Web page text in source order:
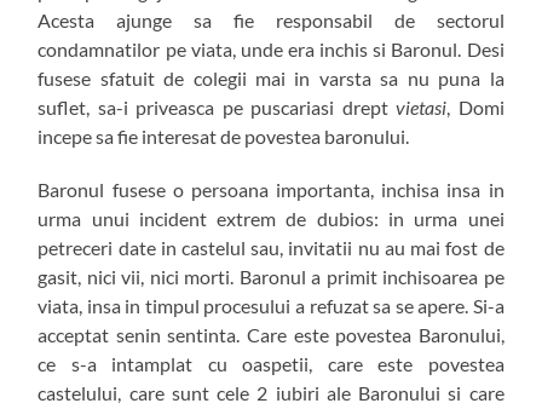
Acesta ajunge sa fie responsabil de sectorul
condamnatilor pe viata, unde era inchis si Baronul. Desi
fusese sfatuit de colegii mai in varsta sa nu puna la
suflet, sa-i priveasca pe puscariasi dreptvietasi, Domi
incepe sa fie interesat de povestea baronului.
Baronul fusese o persoana importanta, inchisa insa in
urma unui incident extrem de dubios: in urma unei
petreceri date in castelul sau, invitatii nu au mai fost de
gasit, nici vii, nici morti. Baronul a primit inchisoarea pe
viata, insa in timpul procesului a refuzat sa se apere. Si-a
acceptat senin sentinta. Care este povestea Baronului,
ce s-a intamplat cu oaspetii, care este povestea
castelului, care sunt cele 2 iubiri ale Baronului si care